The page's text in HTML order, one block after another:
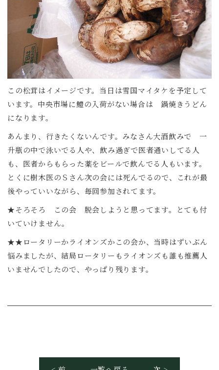
この松茸はイメージです。当日は雪国マイタケを予定して
います。中央市場に鱧の入荷がない場合は 鍋焼きうどん
になります。
あんまり、行きたくないんです。みなさん大酒飲みで 一
升瓶の中で泳いでる人や、飲み過ぎで医者通いしてる人
も、医者からもらった薬をビールで飲んでる人もいます。
とくに樹木医のＳさん次の会には死んでるので、これが最
後やっていいながら、毎回参加されてます。
★そろそろ この会 脱会しようと思ってます。とても付
いていけません。
★★ロータリーかライオンズかこの会か、当時はずいぶん
悩みましたが、結局ロータリーもライオンズも誰も推薦人
いませんでしたので、やっぱり残ります。